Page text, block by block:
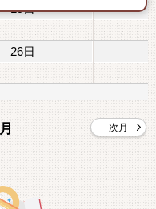
19日
26日
月 次月